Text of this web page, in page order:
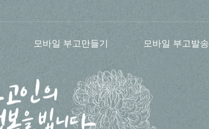
모바일 부고만들기 모바일 부고발송